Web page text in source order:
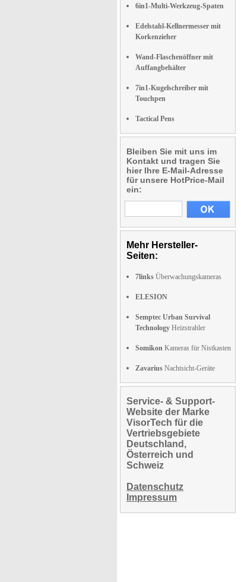
6in1-Multi-Werkzeug-Spaten
Edelstahl-Kellnermesser mit
Korkenzieher
Wand-Flaschenöffner mit
Auffangbehälter
7in1-Kugelschreiber mit
Touchpen
Tactical Pens
Bleiben Sie mit uns im
Kontakt und tragen Sie
hier Ihre E-Mail-Adresse
für unsere HotPrice-Mail
ein:
Mehr Hersteller-
Seiten:
7links Überwachungskameras
ELESION
Semptec Urban Survival
Technology Heizstrahler
Somikon Kameras für Nistkasten
Zavarius Nachtsicht-Geräte
Service- & Support-
Website der Marke
VisorTech für die
Vertriebsgebiete
Deutschland,
Österreich und
Schweiz
Datenschutz
Impressum